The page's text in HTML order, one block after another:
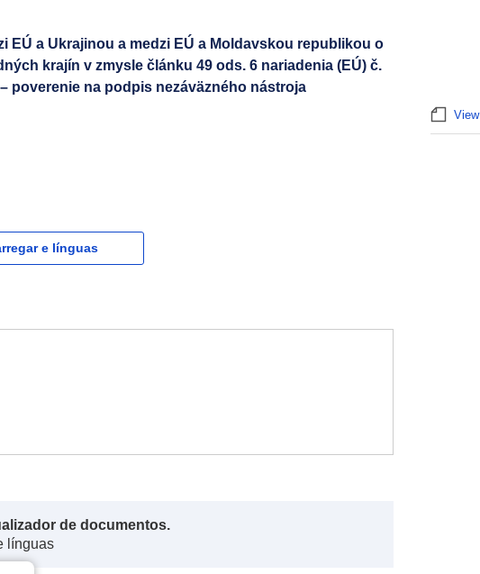
EÚ a Ukrajinou a medzi EÚ a Moldavskou republikou o
krajín v zmysle článku 49 ods. 6 nariadenia (EÚ) č.
poverenie na podpis nezáväzného nástroja
e línguas
de documentos.
línguas